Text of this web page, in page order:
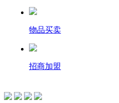
物品买卖
招商加盟